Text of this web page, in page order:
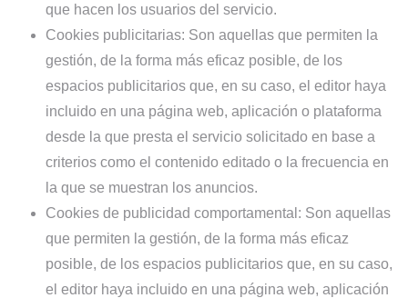
que hacen los usuarios del servicio.
Cookies publicitarias: Son aquellas que permiten la
gestión, de la forma más eficaz posible, de los
espacios publicitarios que, en su caso, el editor haya
incluido en una página web, aplicación o plataforma
desde la que presta el servicio solicitado en base a
criterios como el contenido editado o la frecuencia en
la que se muestran los anuncios.
Cookies de publicidad comportamental: Son aquellas
que permiten la gestión, de la forma más eficaz
posible, de los espacios publicitarios que, en su caso,
el editor haya incluido en una página web, aplicación